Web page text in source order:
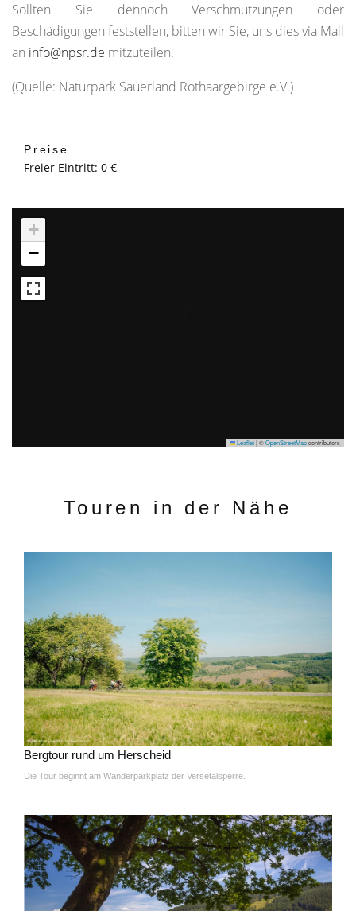
Sollten Sie dennoch Verschmutzungen oder
Beschädigungen feststellen, bitten wir Sie, uns dies via Mail
an info@npsr.de mitzuteilen.
(Quelle: Naturpark Sauerland Rothaargebirge e.V.)
Preise
Freier Eintritt: 0 €
+
−
Leaflet|©OpenStreetMapcontributors
Touren in der Nähe
Bergtour rund um Herscheid
Die Tour beginnt am Wanderparkplatz der Versetalsperre.